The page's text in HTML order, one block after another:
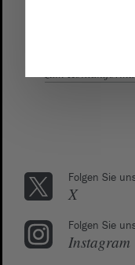
direkte
Folgen Sie
X
Folgen Sie
Instagram